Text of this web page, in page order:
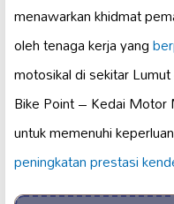
menawarkan khidmat
oleh tenaga kerja yang
motosikal di sekitar
Bike Point – Kedai Motor
untuk memenuhi
peningkatan prestasi